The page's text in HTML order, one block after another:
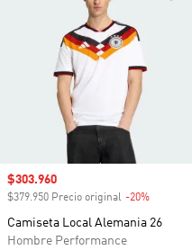
Precio de venta
$303.960
$379.950 Precio original -20%
Camiseta Local Alemania 26
Hombre Performance